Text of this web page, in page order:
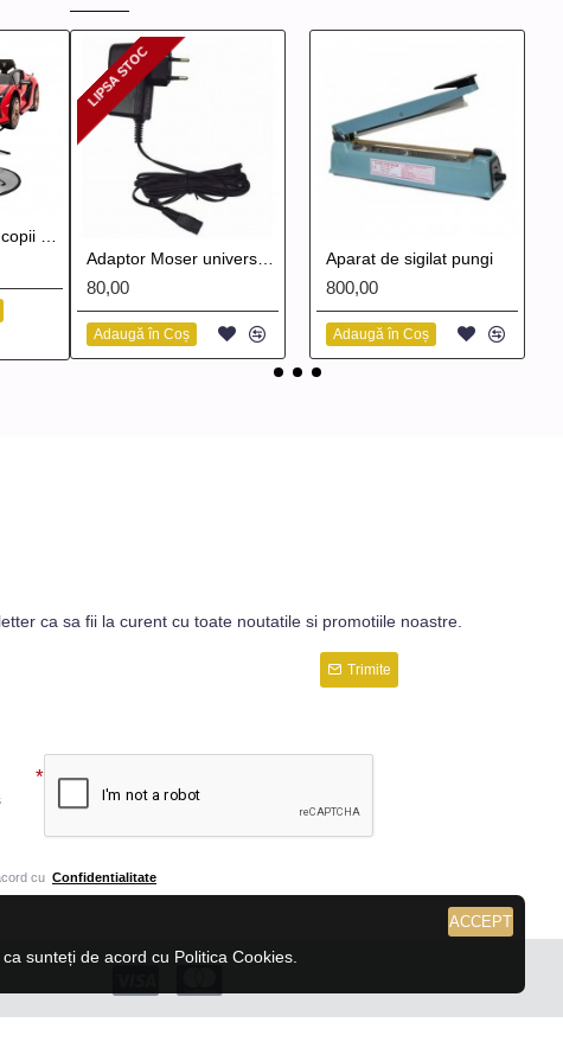
LIPSA STOC
LIPSA STOC
80,00
Adaugă în Coș
Aparat de sigilat pungi
800,00
Adaugă în Coș
ca sa fii la curent cu toate noutatile si promotiile noastre.
Trimite
cu Confidentialitate
ACCEPT
sunteți de acord cu Politica Cookies.